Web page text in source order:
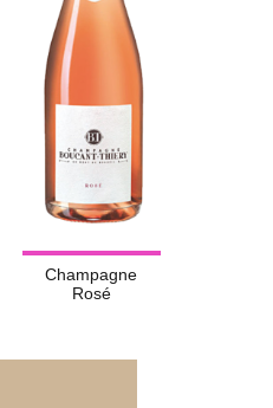
Champagne
Rosé